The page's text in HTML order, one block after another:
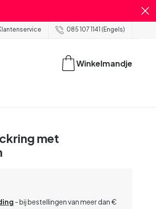
085 107 1141 (Engels)
Winkelmandje
met
- bij bestellingen van meer dan €